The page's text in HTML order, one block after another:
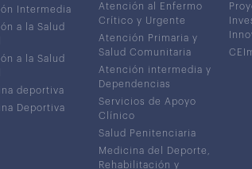
Intermedia
a la Salud
a la Salud
deportiva
Deportiva
Atención al Enfermo
Crítico y Urgente
Atención Primaria y
Salud Comunitaria
Atención intermedia y
Dependencias
Servicios de Apoyo
Clínico
Salud Penitenciaria
Medicina del Deporte,
Rehabilitación y